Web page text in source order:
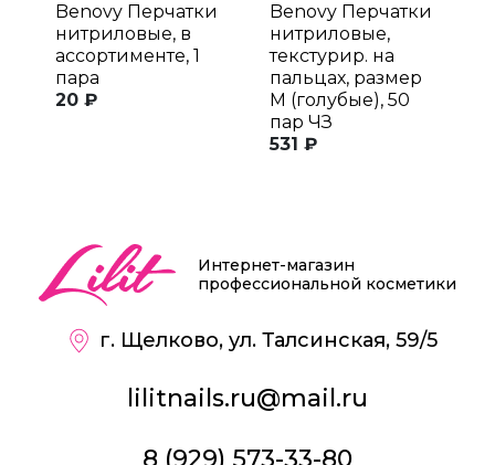
Benovy Перчатки
нитриловые, в
ассортименте, 1
пара
20 ₽
Benovy Перчатки
нитриловые,
текстурир. на
пальцах, размер
M (голубые), 50
пар ЧЗ
531 ₽
Интернет-магазин
профессиональной косметики
г. Щелково, ул. Талсинская, 59/5
lilitnails.ru@mail.ru